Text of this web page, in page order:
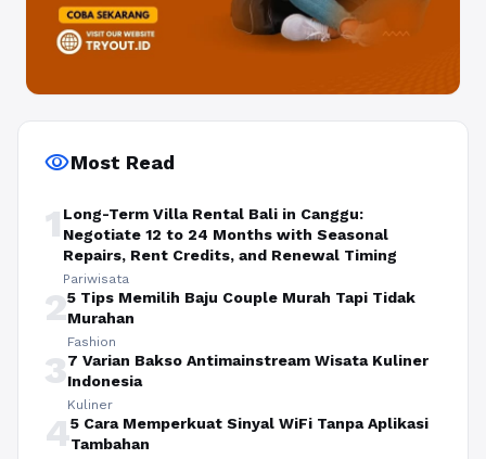
visibilityMost Read
1 Long-Term Villa Rental Bali in Canggu:
Negotiate 12 to 24 Months with Seasonal
Repairs, Rent Credits, and Renewal Timing
Pariwisata
25 Tips Memilih Baju Couple Murah Tapi Tidak
Murahan
Fashion
37 Varian Bakso Antimainstream Wisata Kuliner
Indonesia
Kuliner
45 Cara Memperkuat Sinyal WiFi Tanpa Aplikasi
Tambahan